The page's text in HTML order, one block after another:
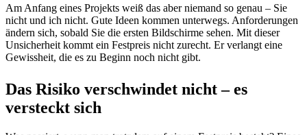
Am Anfang eines Projekts weiß das aber niemand so genau – Sie
nicht und ich nicht. Gute Ideen kommen unterwegs. Anforderungen
ändern sich, sobald Sie die ersten Bildschirme sehen. Mit dieser
Unsicherheit kommt ein Festpreis nicht zurecht. Er verlangt eine
Gewissheit, die es zu Beginn noch nicht gibt.
Das Risiko verschwindet nicht – es
versteckt sich